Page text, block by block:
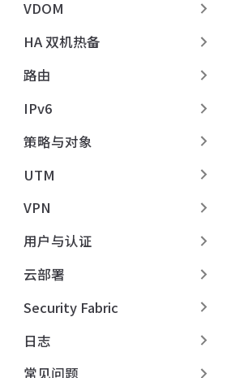
VDOM
HA 双机热备
路由
IPv6
策略与对象
UTM
VPN
用户与认证
云部署
Security Fabric
日志
常见问题